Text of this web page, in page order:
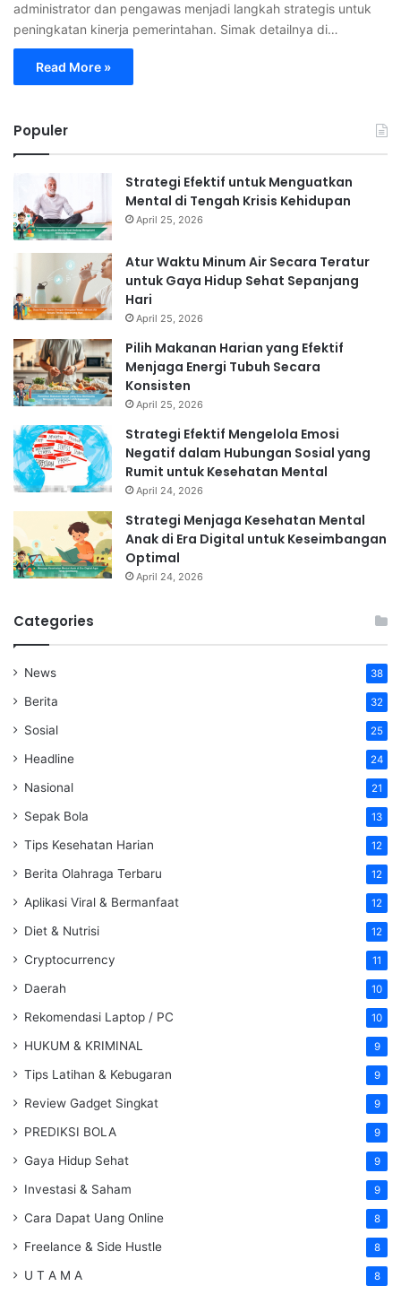
administrator dan pengawas menjadi langkah strategis untuk
peningkatan kinerja pemerintahan. Simak detailnya di…
Read More »
Populer
Strategi Efektif untuk Menguatkan
Mental di Tengah Krisis Kehidupan
April 25, 2026
Atur Waktu Minum Air Secara Teratur
untuk Gaya Hidup Sehat Sepanjang
Hari
April 25, 2026
Pilih Makanan Harian yang Efektif
Menjaga Energi Tubuh Secara
Konsisten
April 25, 2026
Strategi Efektif Mengelola Emosi
Negatif dalam Hubungan Sosial yang
Rumit untuk Kesehatan Mental
April 24, 2026
Strategi Menjaga Kesehatan Mental
Anak di Era Digital untuk Keseimbangan
Optimal
April 24, 2026
Categories
News 38
Berita 32
Sosial 25
Headline 24
Nasional 21
Sepak Bola 13
Tips Kesehatan Harian 12
Berita Olahraga Terbaru 12
Aplikasi Viral & Bermanfaat 12
Diet & Nutrisi 12
Cryptocurrency 11
Daerah 10
Rekomendasi Laptop / PC 10
HUKUM & KRIMINAL 9
Tips Latihan & Kebugaran 9
Review Gadget Singkat 9
PREDIKSI BOLA 9
Gaya Hidup Sehat 9
Investasi & Saham 9
Cara Dapat Uang Online 8
Freelance & Side Hustle 8
U T A M A 8